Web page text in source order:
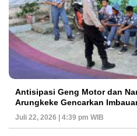
Antisipasi Geng Motor dan
Arungkeke Gencarkan
Juli 22, 2026 | 4:39 pm WIB